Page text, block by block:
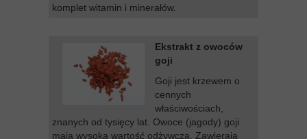
komplet witamin i minerałów.
Ekstrakt z owoców
goji
Goji jest krzewem o
cennych
właściwościach,
znanych od tysięcy lat. Owoce (jagody) goji
mają wysoką wartość odżywczą. Zawierają